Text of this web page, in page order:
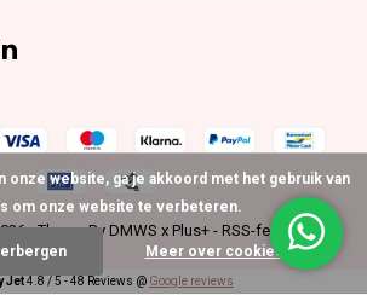
- Theme By DMWS x Plus+ - RSS-feed
Jet4.8 /5 -48 Reviews @ Google reviews
onze website, ga je akkoord met het gebruik van
om onze website te verbeteren.
Meer over cookies »